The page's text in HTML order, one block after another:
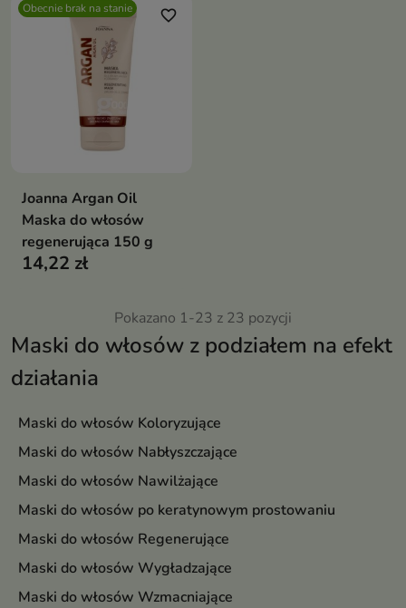
Maski do włosów z podziałem na efekt
działania
Maski do włosów Koloryzujące
Maski do włosów Nabłyszczające
Maski do włosów Nawilżające
Maski do włosów po keratynowym prostowaniu
Maski do włosów Regenerujące
Maski do włosów Wygładzające
Maski do włosów Wzmacniające
puszeniem i uszkodzeniami
Obecnie brak na stanie favorite_border
Joanna Argan Oil
Maska do włosów
regenerująca 150 g
14,22 zł
Pokazano 1-23 z 23 pozycji